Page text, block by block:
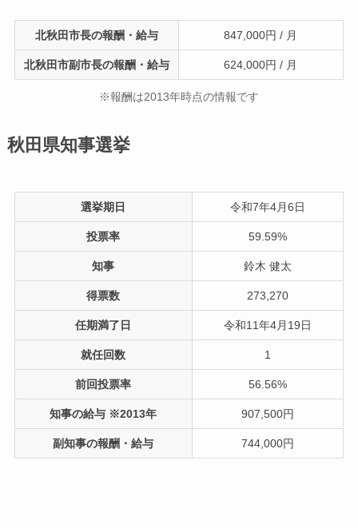
北秋田市長の報酬・給与 847,000円 / 月
北秋田市副市長の報酬・給与 624,000円 / 月
※報酬は2013年時点の情報です
秋田県知事選挙
選挙期日 令和7年4月6日
投票率 59.59%
知事 鈴木 健太
得票数 273,270
任期満了日 令和11年4月19日
就任回数 1
前回投票率 56.56%
知事の給与 ※2013年 907,500円
副知事の報酬・給与 744,000円